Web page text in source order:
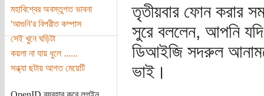
মহাবিশ্বের অবস্তুগত ভাবনা
'আগুনি'র বিপরীত কম্পাস
সেই খুনে ঘড়িটা
কয়লা না যায় ধুলে ......
সন্ধ্যা ছটায় আগত মেয়েটি
তৃতীয়বার ফোন করার
সুরে বললেন, আপনি
ডিআইজি সদরুল
ভাই।